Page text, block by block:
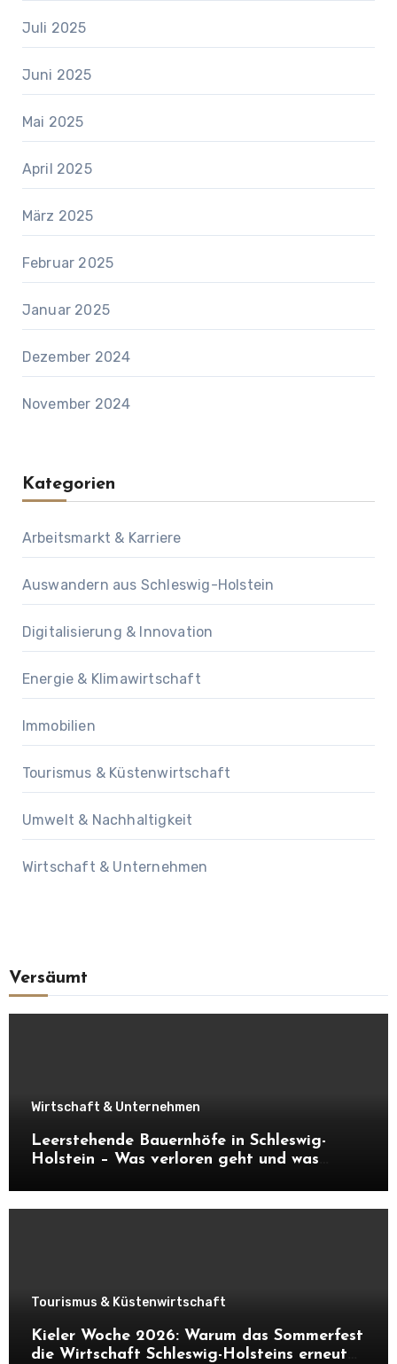
Juli 2025
Juni 2025
Mai 2025
April 2025
März 2025
Februar 2025
Januar 2025
Dezember 2024
November 2024
Kategorien
Arbeitsmarkt & Karriere
Auswandern aus Schleswig-Holstein
Digitalisierung & Innovation
Energie & Klimawirtschaft
Immobilien
Tourismus & Küstenwirtschaft
Umwelt & Nachhaltigkeit
Wirtschaft & Unternehmen
Versäumt
Wirtschaft & Unternehmen
Leerstehende Bauernhöfe in Schleswig-
Holstein – Was verloren geht und was
Tourismus & Küstenwirtschaft
Kieler Woche 2026: Warum das Sommerfest
die Wirtschaft Schleswig-Holsteins erneut